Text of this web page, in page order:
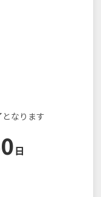
なります
日